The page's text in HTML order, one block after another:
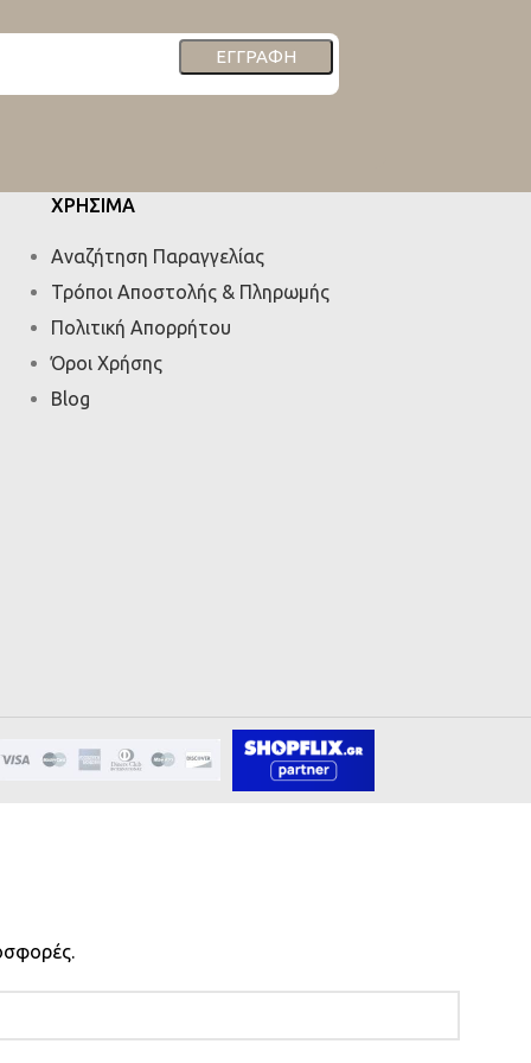
ΕΓΓΡΑΦΉ
ΧΡΗΣΙΜΑ
Αναζήτηση Παραγγελίας
Τρόποι Αποστολής & Πληρωμής
Πολιτική Απορρήτου
Όροι Χρήσης
Blog